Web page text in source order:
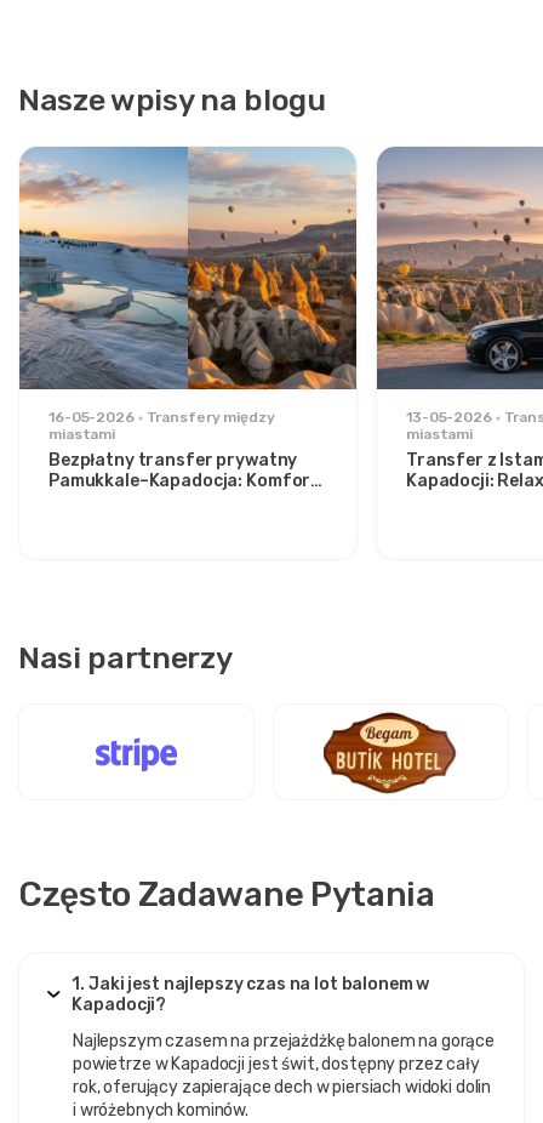
Nasze wpisy na blogu
16-05-2026
Transfery między
miastami
Bezpłatny transfer prywatny
Pamukkale–Kapadocja: Komfort
13-05-2026
miastami
Transfer z
Kapadocji:
Nasi partnerzy
Często Zadawane Pytania
1. Jaki jest najlepszy czas na lot balonem w
Kapadocji?
Najlepszym czasem na przejażdżkę balonem na gorące
powietrze w Kapadocji jest świt, dostępny przez cały
rok, oferujący zapierające dech w piersiach widoki dolin
i wróżebnych kominów.